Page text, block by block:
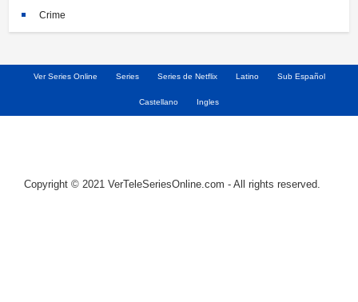
Crime
Documentary
Ver Series Online Series Series de Netflix Latino Sub Español
Castellano Ingles
Copyright © 2021 VerTeleSeriesOnline.com - All rights reserved.